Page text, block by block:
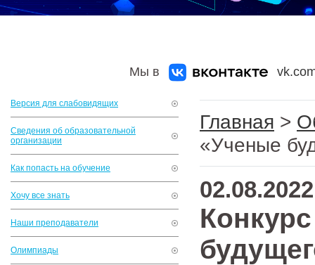
Мы в
Версия для слабовидящих
Сведения об образовательной
организации
Как попасть на обучение
Хочу все знать
Наши преподаватели
Олимпиады
Главная >
«Ученые
02.08.2022